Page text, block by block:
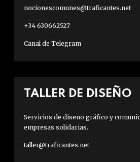
nocionescomunes@traficantes.net
+34 630662527
Canal de Telegram
TALLER DE DISEÑO
Servicios de diseño gráfico y
empresas solidarias.
taller@traficantes.net